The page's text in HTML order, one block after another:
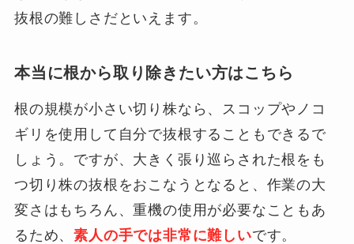
抜根の難しさだといえます。
本当に根から取り除きたい方はこちら
根の規模が小さい切り株なら、スコップやノコ
ギリを使用して自分で抜根することもできるで
しょう。ですが、大きく張り巡らされた根をも
つ切り株の抜根をおこなうとなると、作業の大
変さはもちろん、重機の使用が必要なこともあ
るため、素人の手では非常に難しいです。